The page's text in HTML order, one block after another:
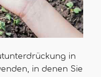
in
in denen Sie